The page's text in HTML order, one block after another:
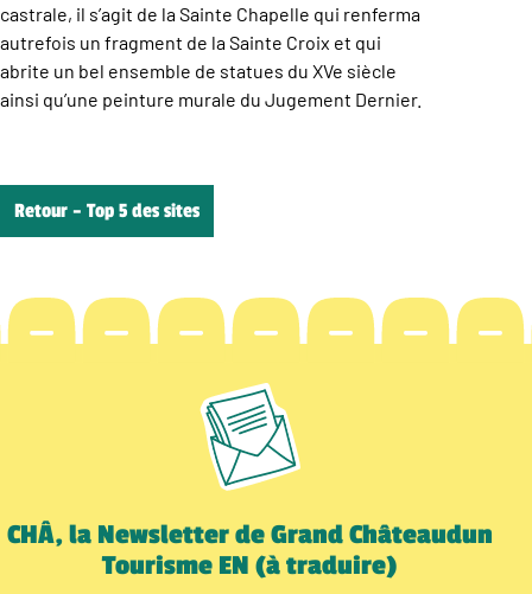
castrale, il s’agit de la Sainte Chapelle qui renferma
autrefois un fragment de la Sainte Croix et qui
abrite un bel ensemble de statues du XVe siècle
ainsi qu’une peinture murale du Jugement Dernier.
Retour – Top 5 des sites
CHÂ, la Newsletter de Grand Châteaudun
Tourisme EN (à traduire)